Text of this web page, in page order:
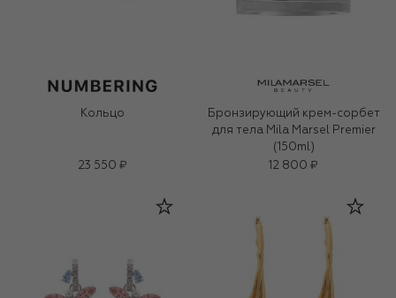
Кольцо
23 550 ₽
Бронзирующий крем-сорбет
для тела Mila Marsel Premier
(150ml)
12 800 ₽